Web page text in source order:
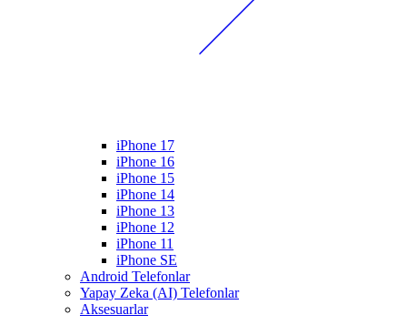
iPhone 17
iPhone 16
iPhone 15
iPhone 14
iPhone 13
iPhone 12
iPhone 11
iPhone SE
Android Telefonlar
Yapay Zeka (AI) Telefonlar
Aksesuarlar